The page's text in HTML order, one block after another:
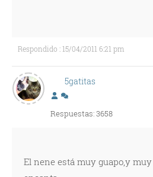
Respondido : 15/04/2011 6:21 pm
5gatitas
Respuestas: 3658
El nene está muy guapo,y